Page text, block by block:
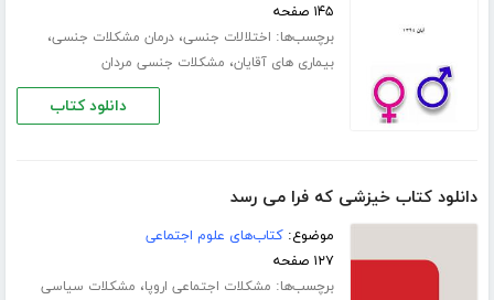
۱۴۵ صفحه
برچسب‌ها: اختلالات جنسی،درمان مشکلات جنسی،
بیماری های آقایان، مشکلات جنسی مردان
دانلود کتاب
دانلود کتاب خیزشی که فرا می رسد
موضوع:کتاب‌های علوم اجتماعی
۱۲۷ صفحه
برچسب‌ها: مشکلات اجتماعی اروپا، مشکلات سیاسی